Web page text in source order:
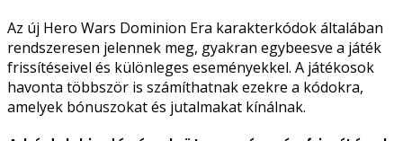
Az új Hero Wars Dominion Era karakterkódok általában
rendszeresen jelennek meg, gyakran egybeesve a játék
frissítéseivel és különleges eseményekkel. A játékosok
havonta többször is számíthatnak ezekre a kódokra,
amelyek bónuszokat és jutalmakat kínálnak.